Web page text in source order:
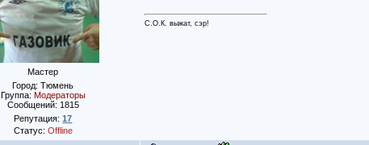
Мастер
Город: Тюмень
Группа: Модераторы
Сообщений: 1815
Репутация:17
Статус: Offline
С.О.К. выжат, сэр!